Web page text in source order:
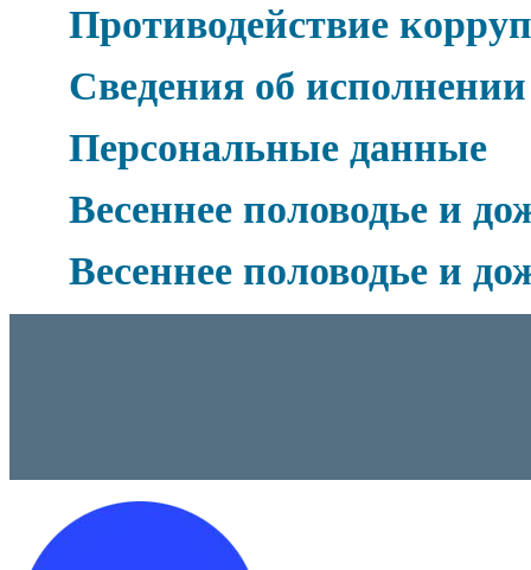
Противодействие
Сведения об
Персональные данные
Весеннее половодье и
Весеннее половодье и